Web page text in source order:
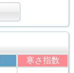
寒さ指数